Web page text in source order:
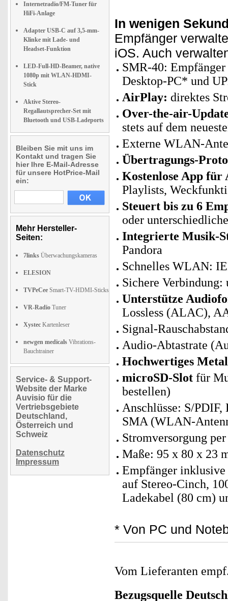
Internetradio/FM-Tuner für
HiFi-Anlage
Adapter USB-C auf 3,5-mm-
Klinke mit Lade- und
Headset-Funktion
LED-Full-HD-Beamer, native
1080p mit WLAN-HDMI-
Stick
Aktive Stereo-
Regallautsprecher-Set mit
Bluetooth und USB-Ladeports
Bleiben Sie mit uns im
Kontakt und tragen Sie
hier Ihre E-Mail-Adresse
für unsere HotPrice-Mail
ein:
Mehr Hersteller-
Seiten:
7links Überwachungskameras
ELESION
TVPeCee Smart-TV-HDMI-Sticks
VR-Radio Tuner
Xystec Kartenleser
newgen medicals Vibrations-
Bauchtrainer
Service- & Support-
Website der Marke
Auvisio für die
Vertriebsgebiete
Deutschland,
Österreich und
Schweiz
Datenschutz
Impressum
In wenigen
Empfänger
iOS. Auch
SMR-40:
Desktop-PC* und
AirPlay: direktes
Over-the-air-
stets auf dem
Externe WLAN-
Übertragungs-
Kostenlose App
Playlists,
Steuert bis zu 6
oder
Integrierte Musik-
Pandora
Schnelles WLAN:
Sichere Verbindung:
Unterstütze
Lossless (ALAC),
Signal-
Audio-Abtastrate
Hochwertiges
microSD-Slot für
bestellen)
Anschlüsse: S/
SMA (WLAN-
Stromversorgung
Maße: 95 x 80 x 23
Empfänger
auf Stereo-Cinch,
Ladekabel (80 cm)
* Von PC und
Vom Lieferanten
Bezugsquelle